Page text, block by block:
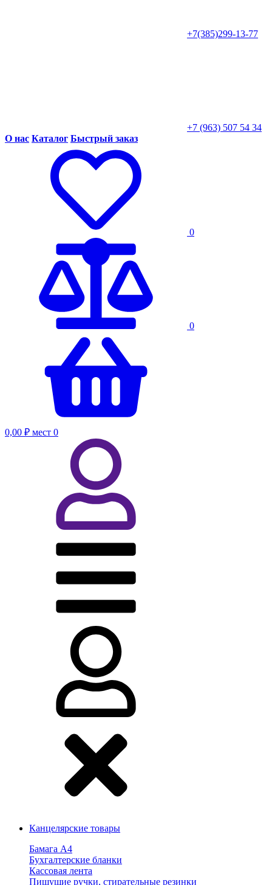
+7(385)299-13-77
+7 (963) 507 54 34
О нас Каталог Быстрый заказ
0
0
0,00 ₽ мест 0
Канцелярские товары
Бамага А4
Бухгалтерские бланки
Кассовая лента
Пишущие ручки, стирательные резинки